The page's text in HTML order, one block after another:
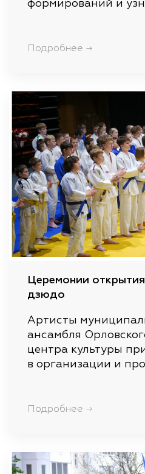
формирований и
Подробнее →
Церемонии
дзюдо
Артисты
ансамбля
центра культуры
в организации и
Подробнее →